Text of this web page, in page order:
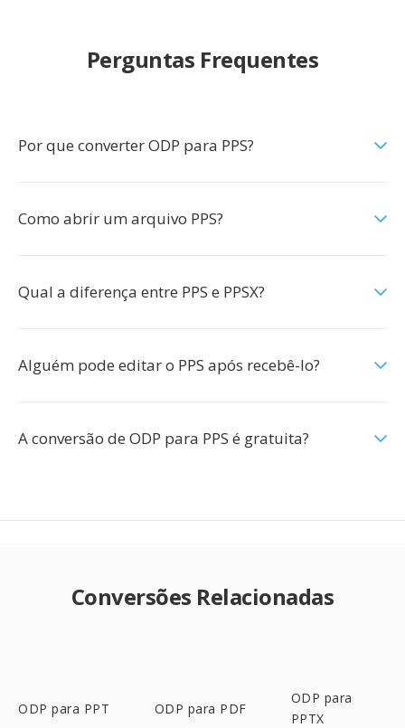
Perguntas Frequentes
Por que converter ODP para PPS?
Como abrir um arquivo PPS?
Qual a diferença entre PPS e PPSX?
Alguém pode editar o PPS após recebê-lo?
A conversão de ODP para PPS é gratuita?
Conversões Relacionadas
ODP para PPT ODP para PDF
ODP para
PPTX